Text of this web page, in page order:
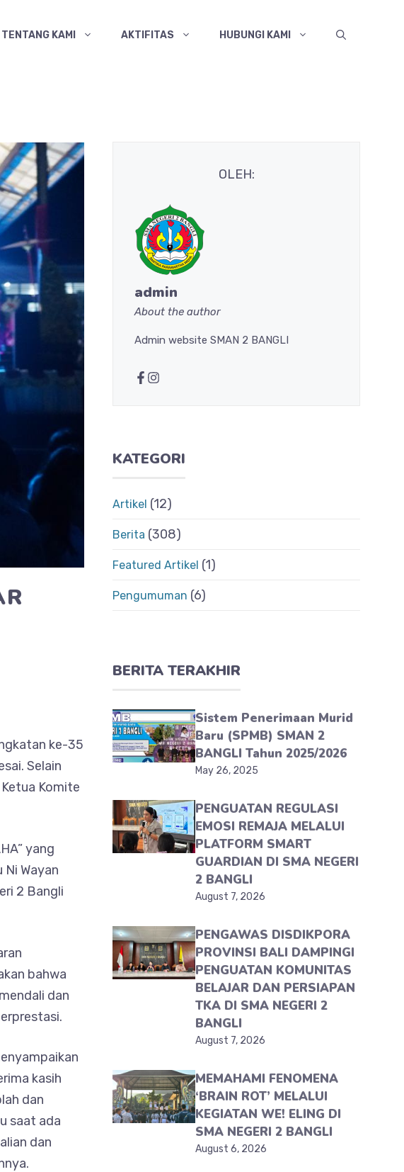
TENTANG KAMI AKTIFITAS HUBUNGI KAMI
ke-35
Selain
Komite
yang
Wayan
2 Bangli
bahwa
dan
kasih
dan
saat ada
dan
OLEH:
admin
About the author
Admin website SMAN 2 BANGLI
KATEGORI
Artikel (12)
Berita (308)
Featured Artikel (1)
Pengumuman (6)
BERITA TERAKHIR
Sistem Penerimaan Murid
Baru (SPMB) SMAN 2
BANGLI Tahun 2025/2026
May 26, 2025
PENGUATAN REGULASI
EMOSI REMAJA MELALUI
PLATFORM SMART
GUARDIAN DI SMA NEGERI
2 BANGLI
August 7, 2026
PENGAWAS DISDIKPORA
PROVINSI BALI DAMPINGI
PENGUATAN KOMUNITAS
BELAJAR DAN PERSIAPAN
TKA DI SMA NEGERI 2
BANGLI
August 7, 2026
MEMAHAMI FENOMENA
‘BRAIN ROT’ MELALUI
KEGIATAN WE! ELING DI
SMA NEGERI 2 BANGLI
August 6, 2026